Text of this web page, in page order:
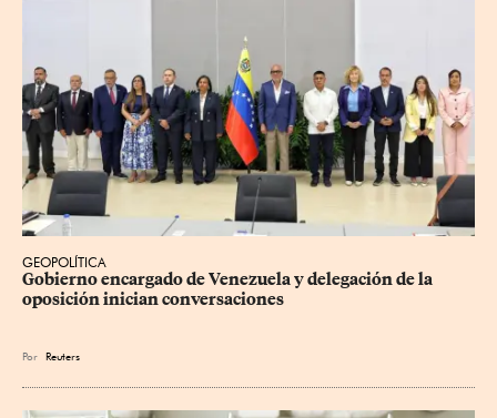
GEOPOLÍTICA
Gobierno encargado de Venezuela y delegación de la
oposición inician conversaciones
Por Reuters